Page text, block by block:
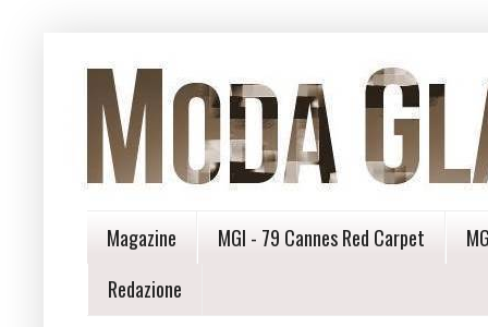
Magazine MGI - 79 Cannes Red Carpet
Redazione